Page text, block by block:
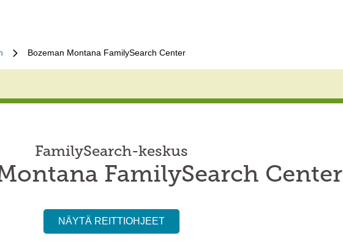
Bozeman Montana FamilySearch Center
FamilySearch-keskus
FamilySearch Center
NÄYTÄ REITTIOHJEET